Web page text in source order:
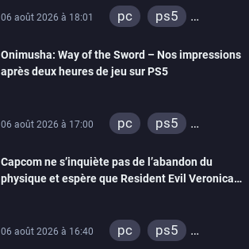
06 août 2026 à 18:01 pc
ps5
switch 2
Onimusha: Way of the Sword – Nos impressions
après deux heures de jeu sur PS5
06 août 2026 à 17:00 pc
ps5
switch 2
Capcom ne s’inquiète pas de l’abandon du
physique et espère que Resident Evil Veronica
06 août 2026 à 16:40 pc
ps5